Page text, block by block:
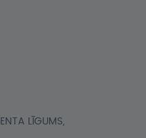
LĪGUMS,